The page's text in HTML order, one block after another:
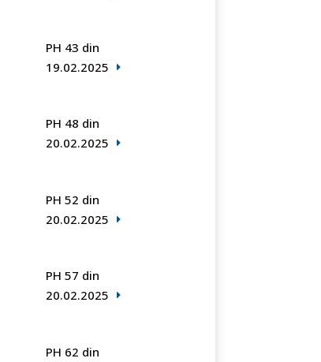
PH 43 din
19.02.2025
PH 48 din
20.02.2025
PH 52 din
20.02.2025
PH 57 din
20.02.2025
PH 62 din